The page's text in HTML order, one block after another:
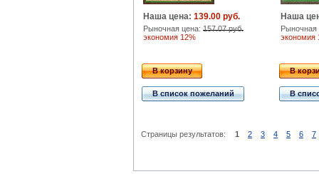
Наша цена: 139.00 руб.
Рыночная цена: 157.07 руб.
экономия 12%
Наша
экономия
В корзину
В список пожеланий
В
В
Страницы результатов: 1 2 3 4 5 6 7